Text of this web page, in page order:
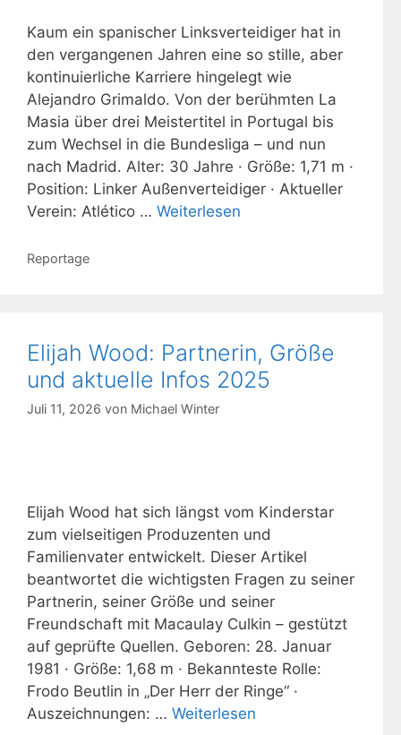
Kaum ein spanischer Linksverteidiger hat in
den vergangenen Jahren eine so stille, aber
kontinuierliche Karriere hingelegt wie
Alejandro Grimaldo. Von der berühmten La
Masia über drei Meistertitel in Portugal bis
zum Wechsel in die Bundesliga – und nun
nach Madrid. Alter: 30 Jahre · Größe: 1,71 m ·
Position: Linker Außenverteidiger · Aktueller
Verein: Atlético … Weiterlesen
Kategorien
Reportage
Elijah Wood: Partnerin, Größe
und aktuelle Infos 2025
Juli 11, 2026 von Michael Winter
Elijah Wood hat sich längst vom Kinderstar
zum vielseitigen Produzenten und
Familienvater entwickelt. Dieser Artikel
beantwortet die wichtigsten Fragen zu seiner
Partnerin, seiner Größe und seiner
Freundschaft mit Macaulay Culkin – gestützt
auf geprüfte Quellen. Geboren: 28. Januar
1981 · Größe: 1,68 m · Bekannteste Rolle:
Frodo Beutlin in „Der Herr der Ringe“ ·
Auszeichnungen: … Weiterlesen